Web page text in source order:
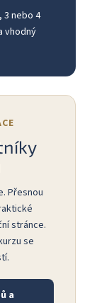
3 nebo 4
vhodný
Přesnou
stránce.
se
a